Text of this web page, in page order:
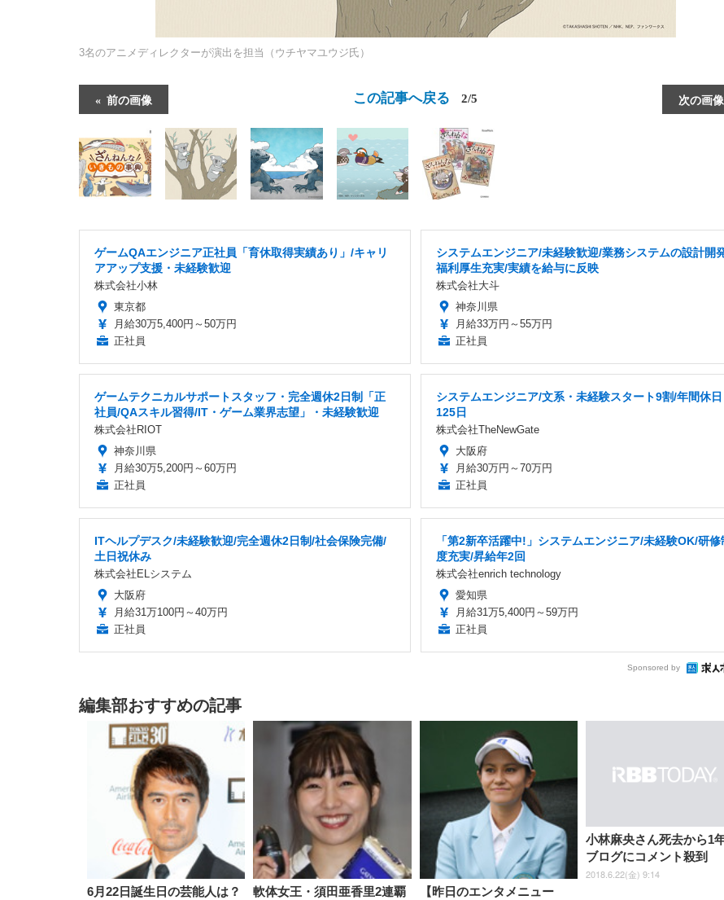
3名のアニメディレクターが演出を担当（ウチヤマユウジ氏）
前の画像 次の画像
この記事へ戻る 2/5
ゲームQAエンジニア正社員「育休取得実績あり」/キャリ
アアップ支援・未経験歓迎
株式会社小林
東京都
月給30万5,400円～50万円
正社員
システムエンジニア/未経験歓迎/業務システムの設計開
福利厚生充実/実績を給与に反映
株式会社大斗
神奈川県
月給33万円～55万円
正社員
ゲームテクニカルサポートスタッフ・完全週休2日制「正
社員/QAスキル習得/IT・ゲーム業界志望」・未経験歓迎
株式会社RIOT
神奈川県
月給30万5,200円～60万円
正社員
システムエンジニア/文系・未経験スタート9割/年間休日
125日
株式会社TheNewGate
大阪府
月給30万円～70万円
正社員
ITヘルプデスク/未経験歓迎/完全週休2日制/社会保険完備/
土日祝休み
株式会社ELシステム
大阪府
月給31万100円～40万円
正社員
「第2新卒活躍中!」システムエンジニア/未経験OK/研修
度充実/昇給年2回
株式会社enrich technology
愛知県
月給31万5,400円～59万円
正社員
Sponsored by
編集部おすすめの記事
6月22日誕生日の芸能人は？
軟体女王・須田亜香里2連覇
【昨日のエンタメニュー
小林麻央さん死去から1
ブログにコメント殺到
2018.6.22(金) 9:14